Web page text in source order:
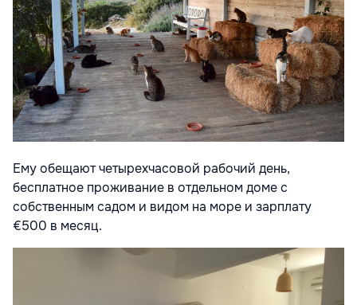
Ему обещают четырехчасовой рабочий день,
бесплатное проживание в отдельном доме с
собственным садом и видом на море и зарплату
€500 в месяц.